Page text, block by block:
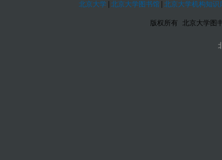
北京大学 |北京大学图书馆 |北京大学机构知识
版权所有 北京大学图